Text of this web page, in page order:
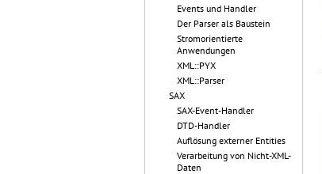
Events und Handler
Der Parser als Baustein
Stromorientierte
Anwendungen
XML::PYX
XML::Parser
SAX
SAX-Event-Handler
DTD-Handler
Auflösung externer Entities
Verarbeitung von Nicht-XML-
Daten